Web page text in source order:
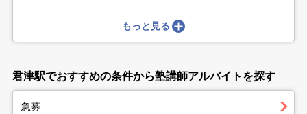
もっと見る
君津駅でおすすめの条件から塾講師アルバイトを探す
急募